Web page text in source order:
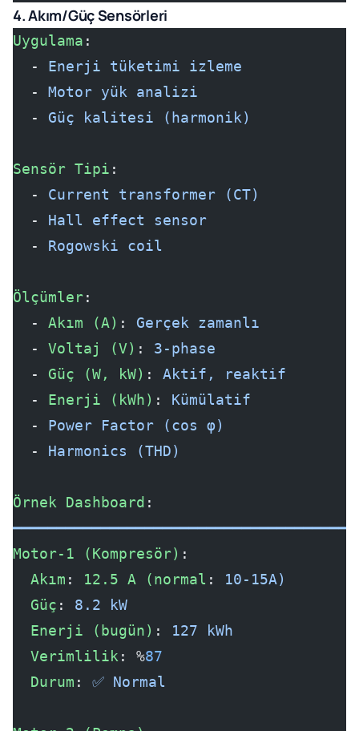
4. Akım/Güç Sensörleri
Uygulama :
  -
Enerji tüketimi izleme
  -
Motor yük analizi
  -
Güç kalitesi (harmonik)
Sensör Tipi :
  -
Current transformer (CT)
  -
Hall effect sensor
  -
Rogowski coil
Ölçümler:
  -
Akım (A) : Gerçek zamanlı
  -
Voltaj (V) : 3-phase
  -
Güç (W, kW) : Aktif, reaktif
  -
Enerji (kWh) : Kümülatif
  -
Power Factor (cos φ)
  -
Harmonics (THD)
Örnek Dashboard :
Motor-1 (Kompresör) :
  Akım
: 12.5 A (normal : 10-15A)
  Güç
: 8.2 kW
  Enerji (bugün)
: 127 kWh
  Verimlilik
: %87
  Durum
: ✅ Normal